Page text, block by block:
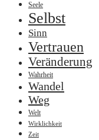
Seele
Selbst
Sinn
Vertrauen
Veränderung
Wahrheit
Wandel
Weg
Welt
Wirklichkeit
Zeit